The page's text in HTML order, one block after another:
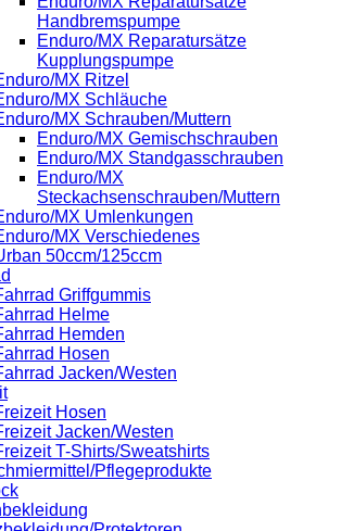
Handbremspumpe
Enduro/MX Reparatursätze
Kupplungspumpe
MX Ritzel
MX Schläuche
MX Schrauben/Muttern
Enduro/MX Gemischschrauben
Enduro/MX Standgasschrauben
Enduro/MX
Steckachsenschrauben/Muttern
MX Umlenkungen
MX Verschiedenes
50ccm/125ccm
Griffgummis
Helme
Hemden
Hosen
Jacken/Westen
Hosen
Jacken/Westen
T-Shirts/Sweatshirts
Pflegeprodukte